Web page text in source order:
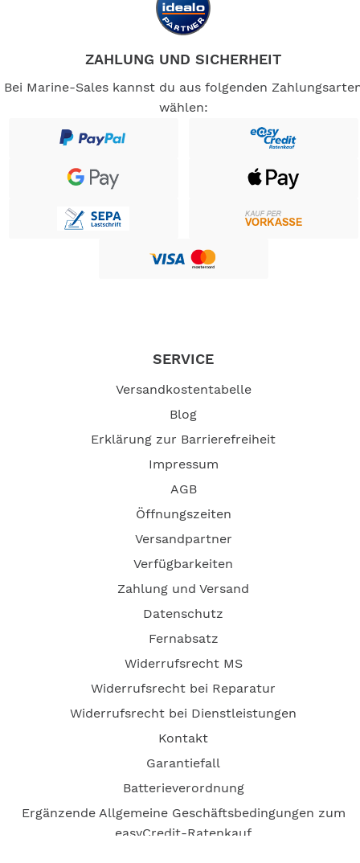
12V, 14 Meter Verbindungskabel, Anbausatz (
Schrauben und Kleinteile ).
Maximale Stromentnahme 2 Ampere.
-- Auf Produktfotos angezeigte Dekorationsartikel
gehören nicht zum Leistungsumfang. --
ZAHLUNG UND SICHERHEIT
Bei Marine-Sales kannst du aus folgenden
wählen:
SERVICE
Versandkostentabelle
Blog
Erklärung zur Barrierefreiheit
Impressum
AGB
Öffnungszeiten
Versandpartner
Verfügbarkeiten
Zahlung und Versand
Datenschutz
Fernabsatz
Widerrufsrecht MS
Widerrufsrecht bei Reparatur
Widerrufsrecht bei Dienstleistungen
Kontakt
Garantiefall
Batterieverordnung
Ergänzende Allgemeine Geschäftsbedingungen zum
easyCredit-Ratenkauf